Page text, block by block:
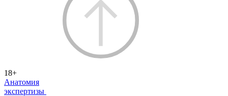
18+
Анатомия
экспертизы